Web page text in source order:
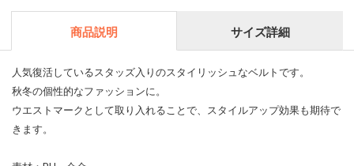
商品説明 サイズ詳細
人気復活しているスタッズ入りのスタイリッシュなベルトです。
秋冬の個性的なファッションに。
ウエストマークとして取り入れることで、スタイルアップ効果も期待で
きます。